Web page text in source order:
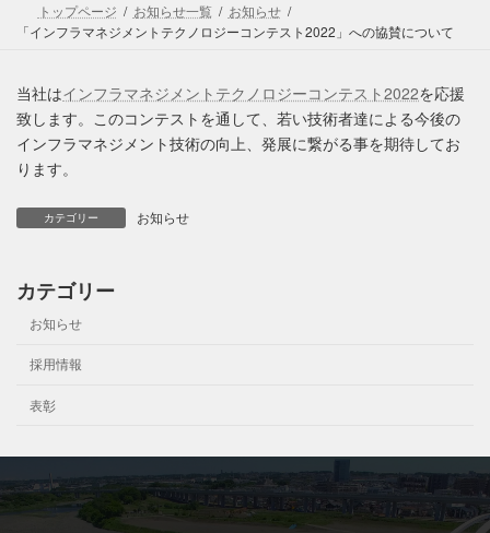
トップページ お知らせ一覧
お知らせ
「インフラマネジメントテクノロジーコンテスト2022」への協賛について
当社はインフラマネジメントテクノロジーコンテスト2022を応援
致します。このコンテストを通して、若い技術者達による今後の
インフラマネジメント技術の向上、発展に繋がる事を期待してお
ります。
カテゴリー お知らせ
カテゴリー
お知らせ
採用情報
表彰